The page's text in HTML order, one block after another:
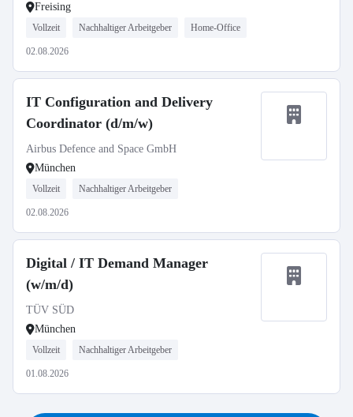
Freising
Vollzeit Nachhaltiger Arbeitgeber Home-Office
02.08.2026
IT Configuration and Delivery
Coordinator (d/m/w)
Airbus Defence and Space GmbH
München
Vollzeit Nachhaltiger Arbeitgeber
02.08.2026
Digital / IT Demand Manager
(w/m/d)
TÜV SÜD
München
Vollzeit Nachhaltiger Arbeitgeber
01.08.2026